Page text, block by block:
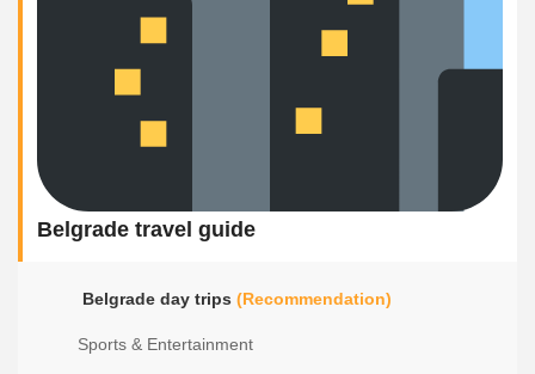
Belgrade travel guide
Belgrade day trips (Recommendation)
Sports & Entertainment